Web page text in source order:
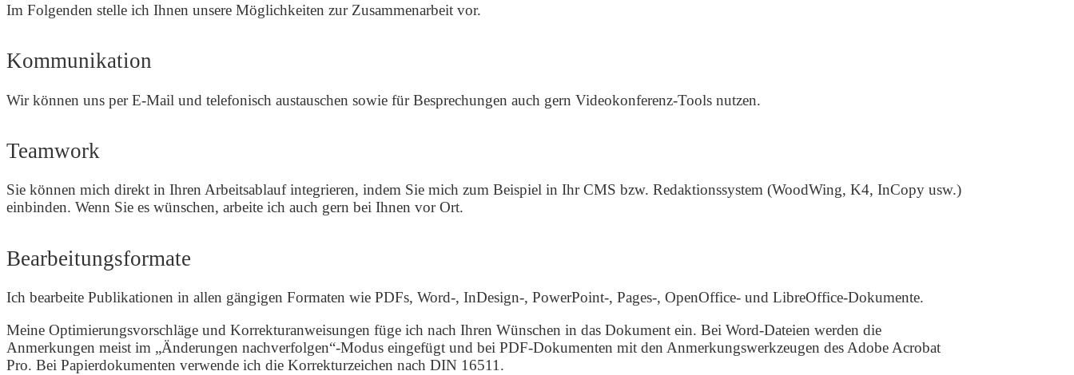
Im Folgenden stelle ich Ihnen unsere Möglichkeiten zur Zusammenarbeit vor.
Kommunikation
Wir können uns per E-Mail und telefonisch austauschen sowie für Besprechungen auch gern Videokonferenz-Tools nutzen.
Teamwork
Sie können mich direkt in Ihren Arbeitsablauf integrieren, indem Sie mich zum Beispiel in Ihr CMS bzw. Redaktionssystem (WoodWing, K4, InCopy usw.)
einbinden. Wenn Sie es wünschen, arbeite ich auch gern bei Ihnen vor Ort.
Bearbeitungsformate
Ich bearbeite Publikationen in allen gängigen Formaten wie PDFs, Word-, InDesign-, PowerPoint-, Pages-, OpenOffice- und LibreOffice-Dokumente.
Meine Optimierungsvorschläge und Korrekturanweisungen füge ich nach Ihren Wünschen in das Dokument ein. Bei Word-Dateien werden die
Anmerkungen meist im „Änderungen nachverfolgen“-Modus eingefügt und bei PDF-Dokumenten mit den Anmerkungswerkzeugen des Adobe Acrobat
Pro. Bei Papierdokumenten verwende ich die Korrekturzeichen nach DIN 16511.